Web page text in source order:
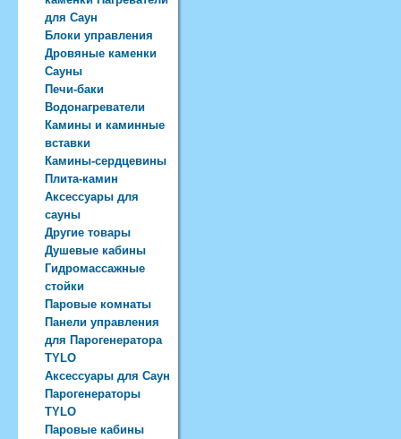
для Саун
Блоки управления
Дровяные каменки
Сауны
Печи-баки
Водонагреватели
Камины и каминные
вставки
Камины-сердцевины
Плита-камин
Аксессуары для
сауны
Другие товары
Душевые кабины
Гидромассажные
стойки
Паровые комнаты
Панели управления
для Парогенератора
TYLO
Аксессуары для Саун
Парогенераторы
TYLO
Паровые кабины